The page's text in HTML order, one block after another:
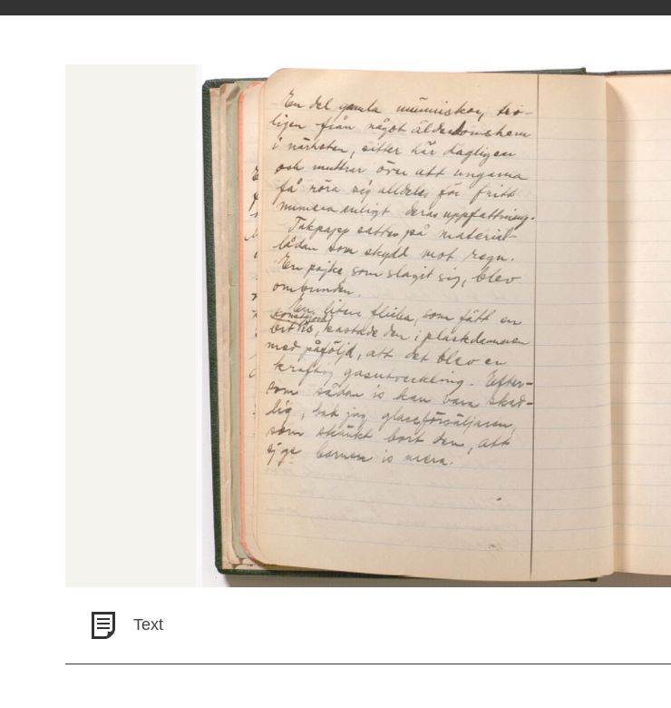
Text